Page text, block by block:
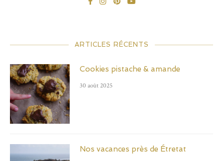
ARTICLES RÉCENTS
Cookies pistache & amande
30 août 2025
Nos vacances près de Étretat